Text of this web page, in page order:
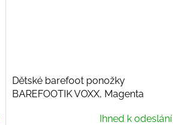
Dětské barefoot ponožky
BAREFOOTIK VOXX, Magenta
Ihned k odeslání